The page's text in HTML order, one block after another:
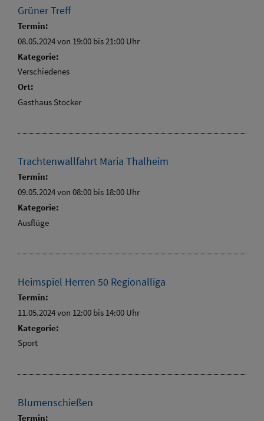
Grüner Treff
Termin:
08.05.2024 von 19:00 bis 21:00 Uhr
Kategorie:
Verschiedenes
Ort:
Gasthaus Stocker
Trachtenwallfahrt Maria Thalheim
Termin:
09.05.2024 von 08:00 bis 18:00 Uhr
Kategorie:
Ausflüge
Heimspiel Herren 50 Regionalliga
Termin:
11.05.2024 von 12:00 bis 14:00 Uhr
Kategorie:
Sport
Blumenschießen
Termin: